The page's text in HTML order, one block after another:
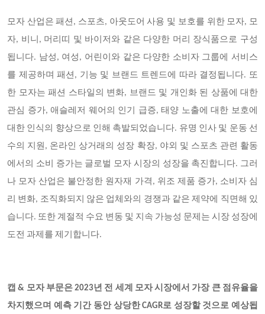
모자 산업은 패션, 스포츠, 아웃도어 사용 및 보호를 위한 모자, 모
자, 비니, 머리띠 및 바이저와 같은 다양한 머리 장식품으로 구성
됩니다. 남성, 여성, 어린이와 같은 다양한 소비자 그룹에 서비스
를 제공하며 패션, 기능 및 브랜드 트렌드에 따라 결정됩니다. 또
한 모자는 패션 스타일의 변화, 브랜드 및 개인화 된 상품에 대한
관심 증가, 애슬레저 웨어의 인기 급증, 태양 노출에 대한 보호에
대한 인식의 향상으로 인해 촉발되었습니다. 유명 인사 및 운동 선
수의 지원, 온라인 상거래의 성장 확장, 야외 및 스포츠 관련 활동
에서의 소비 증가는 글로벌 모자 시장의 성장을 촉진합니다. 그러
나 모자 산업은 불안정한 원자재 가격, 위조 제품 증가, 소비자 심
리 변화, 조직화되지 않은 업체와의 경쟁과 같은 제약에 직면해 있
습니다. 또한 계절적 수요 변동 및 지속 가능성 문제는 시장 성장에
도전 과제를 제기합니다.
캡 & 모자 부문은 2023년 전 세계 모자 시장에서 가장 큰 점유율을
차지했으며 예측 기간 동안 상당한 CAGR로 성장할 것으로 예상됩